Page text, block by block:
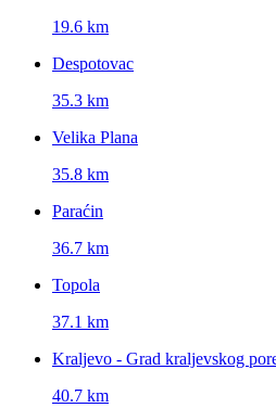
19.6 km
Despotovac
35.3 km
Velika Plana
35.8 km
Paraćin
36.7 km
Topola
37.1 km
Kraljevo - Grad kraljevskog
40.7 km